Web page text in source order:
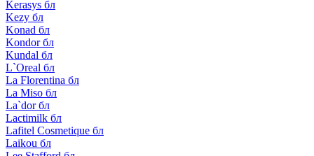
Kerasys бл
Kezy бл
Konad бл
Kondor бл
Kundal бл
L`Oreal бл
La Florentina бл
La Miso бл
La`dor бл
Lactimilk бл
Lafitel Cosmetique бл
Laikou бл